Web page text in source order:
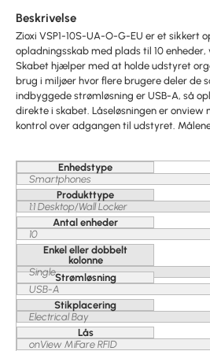
Beskrivelse
Zioxi VSP1-10S-UA-O-G-EU er et sikkert
opladningsskab med plads til 10
Skabet hjælper med at holde udstyret
brug i miljøer hvor flere brugere deler de
indbyggede strømløsning er USB-A, så
direkte i skabet. Låseløsningen er
kontrol over adgangen til udstyret.
Enhedstype
Smartphones
Produkttype
1:1 Desktop/Wall Locker
Antal enheder
10
Enkel eller dobbelt
kolonne
SingleStrømløsning
USB-A
Stikplacering
Electrical Bay
Lås
onView MiFare RFID